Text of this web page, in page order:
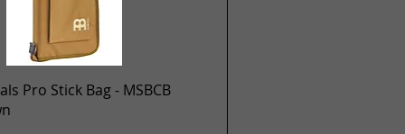
Schnellansicht
Pro Stick Bag - MSBCB